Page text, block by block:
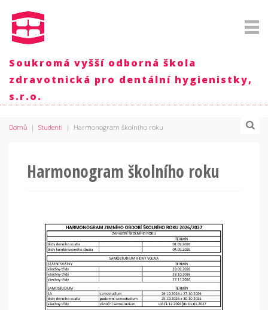
Soukromá vyšší odborná škola
zdravotnická pro dentální hygienistky,
s.r.o.
Domů | Studenti | Harmonogram školního roku
Harmonogram školního roku